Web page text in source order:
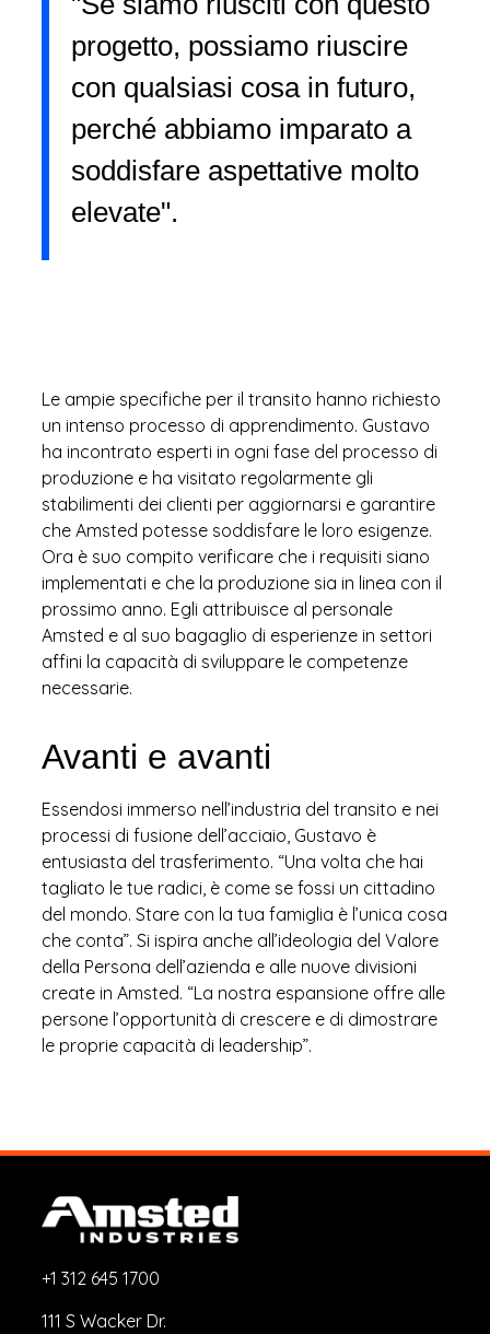
progetto, possiamo riuscire
con qualsiasi cosa in futuro,
perché abbiamo imparato a
soddisfare aspettative molto
elevate".
Le ampie specifiche per il transito hanno richiesto
un intenso processo di apprendimento. Gustavo
ha incontrato esperti in ogni fase del processo di
produzione e ha visitato regolarmente gli
stabilimenti dei clienti per aggiornarsi e garantire
che Amsted potesse soddisfare le loro esigenze.
Ora è suo compito verificare che i requisiti siano
implementati e che la produzione sia in linea con il
prossimo anno. Egli attribuisce al personale
Amsted e al suo bagaglio di esperienze in settori
affini la capacità di sviluppare le competenze
necessarie.
Avanti e avanti
Essendosi immerso nell’industria del transito e nei
processi di fusione dell’acciaio, Gustavo è
entusiasta del trasferimento. “Una volta che hai
tagliato le tue radici, è come se fossi un cittadino
del mondo. Stare con la tua famiglia è l’unica cosa
che conta”. Si ispira anche all’ideologia del Valore
della Persona dell’azienda e alle nuove divisioni
create in Amsted. “La nostra espansione offre alle
persone l’opportunità di crescere e di dimostrare
le proprie capacità di leadership”.
+1 312 645 1700
111 S Wacker Dr.